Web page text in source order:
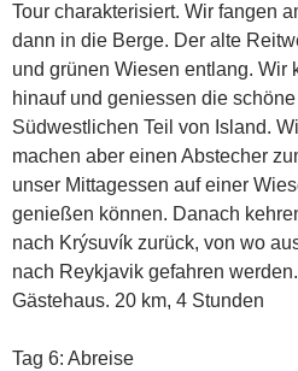
Tour charakterisiert. Wir fangen
dann in die Berge. Der alte
und grünen Wiesen entlang. Wir
hinauf und geniessen die
Südwestlichen Teil von Island.
machen aber einen Abstecher
unser Mittagessen auf einer
genießen können. Danach
nach Krýsuvík zurück, von wo
nach Reykjavik gefahren
Gästehaus. 20 km, 4 Stunden
Tag 6: Abreise